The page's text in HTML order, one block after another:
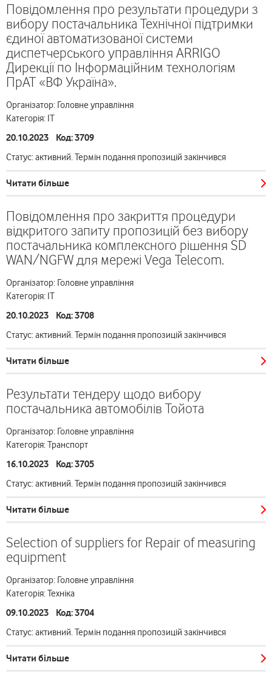
Повідомлення про результати процедури з
вибору постачальника Технічної підтримки
єдиної автоматизованої системи
диспетчерського управління ARRIGO
Дирекції по Інформаційним технологіям
ПрАТ «ВФ Україна».
Організатор: Головне управління
Категорія: ІТ
20.10.2023 Код: 3709
Статус: активний. Термін подання пропозицій закінчився
Читати більше
Повідомлення про закриття процедури
відкритого запиту пропозицій без вибору
постачальника комплексного рішення SD
WAN/NGFW для мережі Vega Telecom.
Організатор: Головне управління
Категорія: ІТ
20.10.2023 Код: 3708
Статус: активний. Термін подання пропозицій закінчився
Читати більше
Результати тендеру щодо вибору
постачальника автомобілів Тойота
Організатор: Головне управління
Категорія: Транспорт
16.10.2023 Код: 3705
Статус: активний. Термін подання пропозицій закінчився
Читати більше
Selection of suppliers for Repair of measuring
equipment
Організатор: Головне управління
Категорія: Техніка
09.10.2023 Код: 3704
Статус: активний. Термін подання пропозицій закінчився
Читати більше